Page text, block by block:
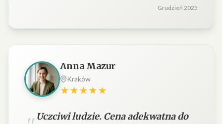
Grudzień 2025
Anna Mazur
Kraków
★★★★★
Uczciwi ludzie. Cena adekwatna do